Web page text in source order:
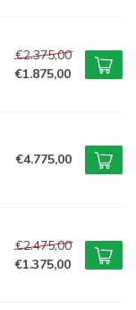
€2.375,00
€1.875,00
€4.775,00
€2.475,00
€1.375,00